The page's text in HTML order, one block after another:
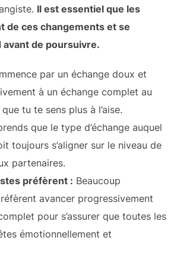
Il est essentiel que les
de ces changements et se
avant de poursuivre.
par un échange doux et
à un échange complet au
tu te sens plus à l’aise.
que le type d’échange auquel
toujours s’aligner sur le niveau de
partenaires.
préfèrent : Beaucoup
avancer progressivement
pour s’assurer que toutes les
émotionnellement et